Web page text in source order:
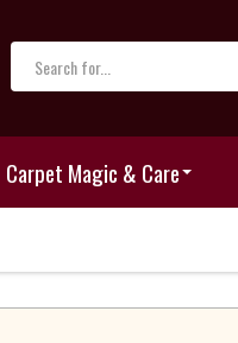
Carpet Magic & Care